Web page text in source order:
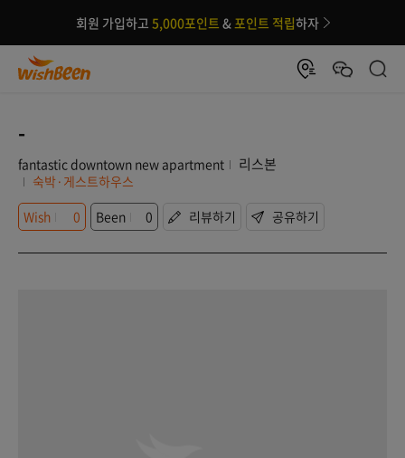
회원 가입하고 5,000포인트 &포인트 적립하자
-
fantastic downtown new apartment 리스본
숙박·게스트하우스
Wish
0 Been 0 리뷰하기 공유하기